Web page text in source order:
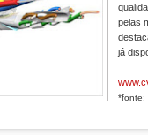
pelas
já
*fonte: